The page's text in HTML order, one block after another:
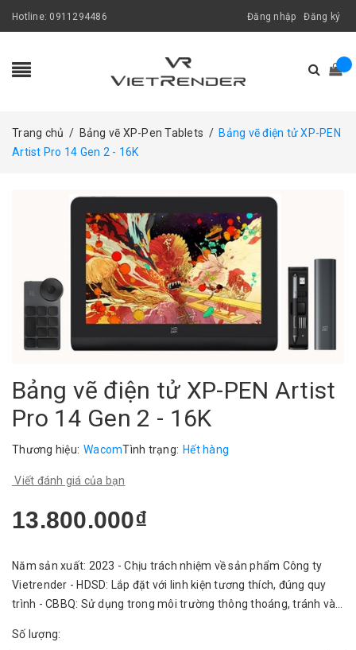
Hotline: 0911294486 Đăng nhập Đăng ký
Trang chủ / Bảng vẽ XP-Pen Tablets / Bảng vẽ điện tử XP-PEN
Artist Pro 14 Gen 2 - 16K
Bảng vẽ điện tử XP-PEN Artist
Pro 14 Gen 2 - 16K
Thương hiệu: WacomTình trạng: Hết hàng
Viết đánh giá của bạn
13.800.000₫
Năm sản xuất: 2023 - Chịu trách nhiệm về sản phẩm Công ty
Vietrender - HDSD: Lắp đặt với linh kiện tương thích, đúng quy
trình - CBBQ: Sử dụng trong môi trường thông thoáng, tránh vào
Số lượng: